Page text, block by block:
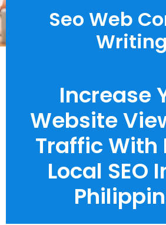
Increase
Website
Traffic With
Local SEO
Seo Web
Writing